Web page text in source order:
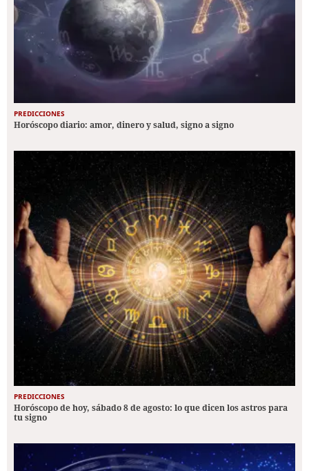
PREDICCIONES
Horóscopo diario: amor, dinero y salud, signo a signo
PREDICCIONES
Horóscopo de hoy, sábado 8 de agosto: lo que dicen los astros para
tu signo